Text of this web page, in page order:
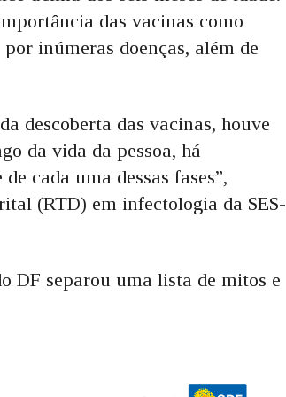
das vacinas como
inúmeras doenças, além de
descoberta das vacinas, houve
da vida da pessoa, há
cada uma dessas fases”,
(RTD) em infectologia da SES-
DF separou uma lista de mitos e